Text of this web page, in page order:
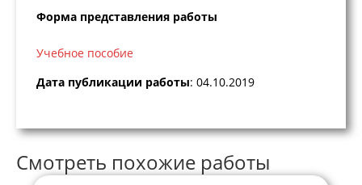
Форма представления работы
Учебное пособие
Дата публикации работы: 04.10.2019
Смотреть похожие работы